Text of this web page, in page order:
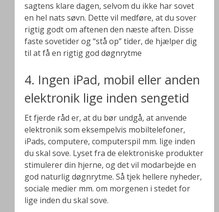
sagtens klare dagen, selvom du ikke har sovet
en hel nats søvn. Dette vil medføre, at du sover
rigtig godt om aftenen den næste aften. Disse
faste sovetider og “stå op” tider, de hjælper dig
til at få en rigtig god døgnrytme
4. Ingen iPad, mobil eller anden
elektronik lige inden sengetid
Et fjerde råd er, at du bør undgå, at anvende
elektronik som eksempelvis mobiltelefoner,
iPads, computere, computerspil mm. lige inden
du skal sove. Lyset fra de elektroniske produkter
stimulerer din hjerne, og det vil modarbejde en
god naturlig døgnrytme. Så tjek hellere nyheder,
sociale medier mm. om morgenen i stedet for
lige inden du skal sove.